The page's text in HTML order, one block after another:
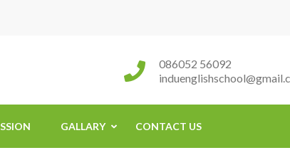
086052 56092
GALLARY CONTACT US